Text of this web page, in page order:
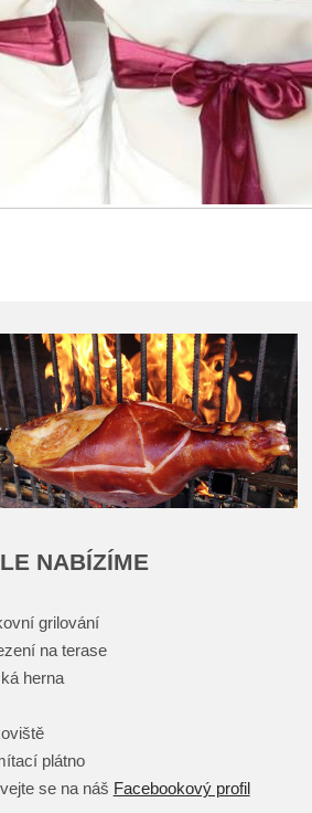
NABÍZÍME
grilování
na terase
herna
plátno
se na náš Facebookový profil